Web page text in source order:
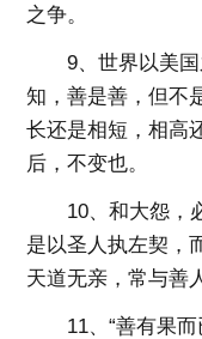
之争。
9、世界以美国
知，善是善，但不
长还是相短，相高
后，不变也。
10、和大怨，必
是以圣人执左契，
天道无亲，常与善
11、“善有果而